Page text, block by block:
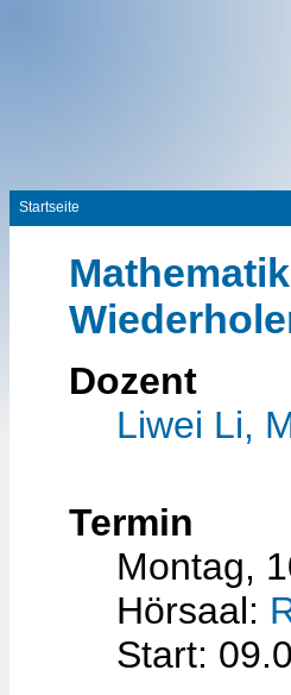
Startseite
Dozent
Liwei Li,
Termin
Montag,
Hörsaal:
Start: